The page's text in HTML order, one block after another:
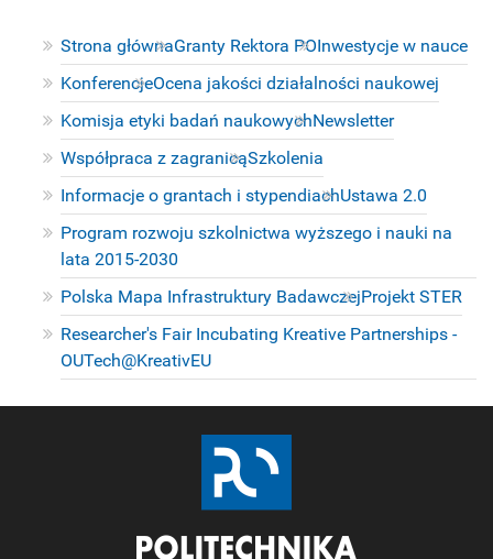
Strona głównaGranty Rektora POInwestycje w nauce
KonferencjeOcena jakości działalności naukowej
Komisja etyki badań naukowychNewsletter
Współpraca z zagranicąSzkolenia
Informacje o grantach i stypendiachUstawa 2.0
Program rozwoju szkolnictwa wyższego i nauki na
lata 2015-2030
Polska Mapa Infrastruktury BadawczejProjekt STER
Researcher's Fair Incubating Kreative Partnerships -
OUTech@KreativEU